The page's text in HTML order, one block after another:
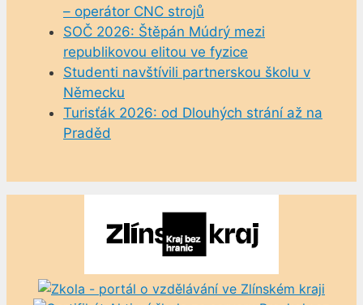
– operátor CNC strojů
SOČ 2026: Štěpán Múdrý mezi
republikovou elitou ve fyzice
Studenti navštívili partnerskou školu v
Německu
Turisťák 2026: od Dlouhých strání až na
Praděd